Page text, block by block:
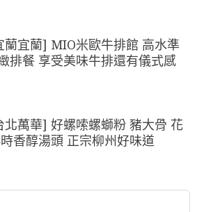
蘭宜蘭] MIO米歐牛排館 高水準
排餐 享受美味牛排還有儀式感
北萬華] 好螺嗦螺螄粉 豬大骨 花
香醇湯頭 正宗柳州好味道